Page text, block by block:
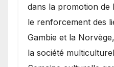
dans la promotion de
le renforcement des
Gambie et la
la société